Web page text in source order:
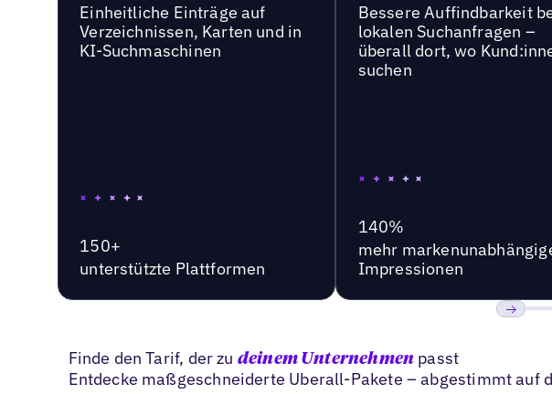
Einheitliche Einträge auf
Verzeichnissen, Karten und in
KI-Suchmaschinen
150+
unterstützte Plattformen
Bessere Auffindbarkeit
lokalen Suchanfragen –
überall dort, wo
suchen
140%
mehr
Impressionen
Finde den Tarif, der zu deinem Unternehmen passt
Entdecke maßgeschneiderte Uberall-Pakete – abgestimmt auf